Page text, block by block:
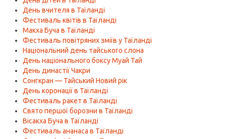
День вчителя в Таїланді
Фестиваль квітів в Таїланді
Макха Буча в Таїланді
Фестиваль повітряних зміїв у Таїланді
Національний день тайського слона
День національного боксу Муай Тай
День династії Чакри
Сонгкран — Тайський Новий рік
День коронації в Таїланді
Фестиваль ракет в Таїланді
Свято першої борозни в Таїланді
Вісакха Буча в Таїланді
Фестиваль ананаса в Таїланді